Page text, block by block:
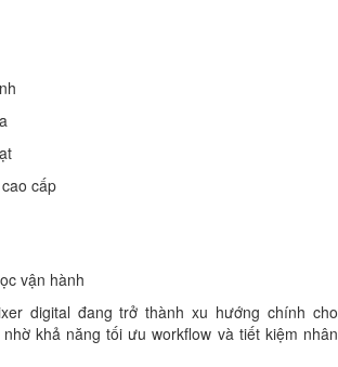
cấp
vận hành
digital đang trở thành xu hướng chính cho
khả năng tối ưu workflow và tiết kiệm nhân